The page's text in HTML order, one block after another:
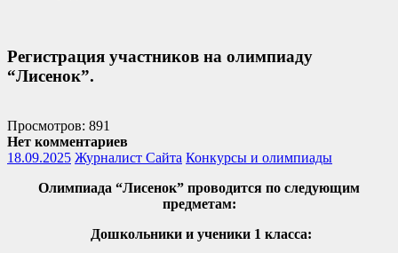
Регистрация участников на олимпиаду
“Лисенок”.
Просмотров: 891
Нет комментариев
18.09.2025 Журналист Сайта Конкурсы и олимпиады
Олимпиада “Лисенок” проводится по следующим
предметам:
Дошкольники и ученики 1 класса: